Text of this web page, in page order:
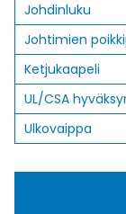
Johdinluku
Johtimien
Ketjukaapeli
UL/CSA
Ulkovaippa